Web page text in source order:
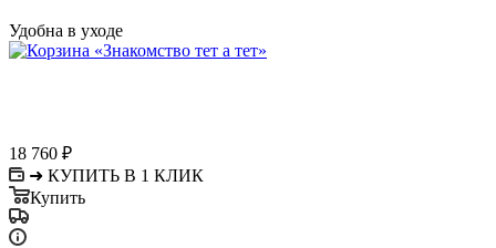
Удобна в уходе
18 760 ₽
➜ КУПИТЬ В 1 КЛИК
Купить